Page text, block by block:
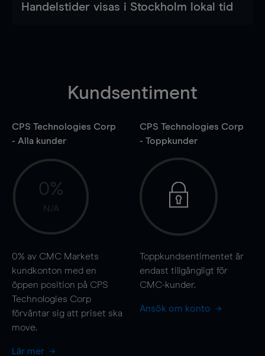
Handelstider visas i Stockholm lokal tid
Kundsentiment
CPS Technologies Corp
- Alla kunder
0%
N/A
0% av CMC Markets
kundkonton med en
öppen position på CPS
Technologies Corp
förväntar sig att priset ska
move.
Lär mer
CPS Technologies Corp
- Toppkunder
Toppkundsentimentet är
endast tillgängligt för
CMC-kunder.
Ansök om konto